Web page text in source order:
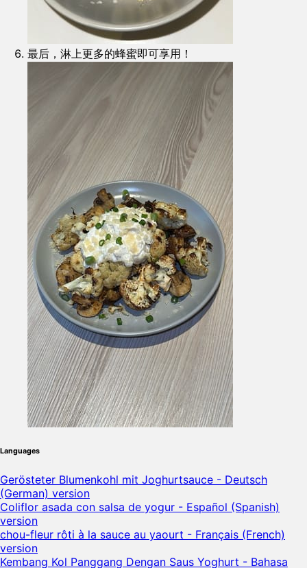
最后，淋上更多的蜂蜜即可享用！
Languages
Gerösteter Blumenkohl mit Joghurtsauce - Deutsch
(German) version
Coliflor asada con salsa de yogur - Español (Spanish)
version
chou-fleur rôti à la sauce au yaourt - Français (French)
version
Kembang Kol Panggang Dengan Saus Yoghurt - Bahasa